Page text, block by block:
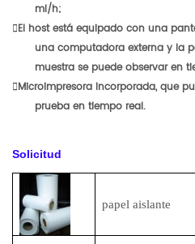
ml/h;
El host está equipado con una
una computadora externa y la
muestra se puede observar en
Microimpresora incorporada, que
prueba en tiempo real.
Solicitud
papel aislante